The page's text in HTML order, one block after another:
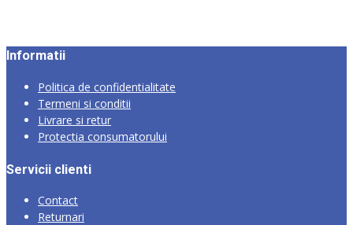
Informatii
Politica de confidentialitate
Termeni si conditii
Livrare si retur
Protectia consumatorului
Servicii clienti
Contact
Returnari